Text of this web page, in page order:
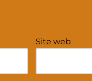
Site web